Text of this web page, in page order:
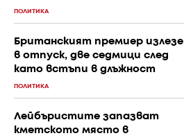
ПОЛИТИКА
Британският премиер излезе
в отпуск, две седмици след
като встъпи в длъжност
ПОЛИТИКА
Лейбъристите запазват
кметското място в